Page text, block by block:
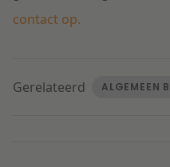
contact op.
Gerelateerd ALGEMEEN